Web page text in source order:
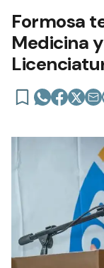
Formosa
Medicina